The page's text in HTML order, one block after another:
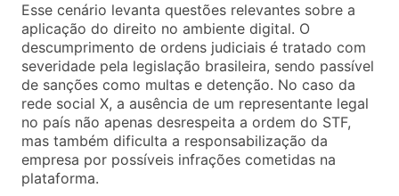
Esse cenário levanta questões relevantes sobre a
aplicação do direito no ambiente digital. O
descumprimento de ordens judiciais é tratado com
severidade pela legislação brasileira, sendo passível
de sanções como multas e detenção. No caso da
rede social X, a ausência de um representante legal
no país não apenas desrespeita a ordem do STF,
mas também dificulta a responsabilização da
empresa por possíveis infrações cometidas na
plataforma.